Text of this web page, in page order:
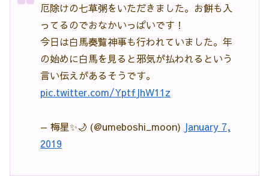
厄除けの七草粥をいただきました。お餅も入
ってるのでおなかいっぱいです！
今日は白馬奏覧神事も行われていました。年
の始めに白馬を見ると邪気が払われるという
言い伝えがあるそうです。
pic.twitter.com/YptfJhW11z
— 梅星✨🌙 (@umeboshi_moon) January 7,
2019